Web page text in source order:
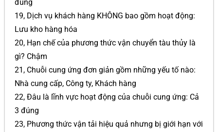
đúng
19, Dịch vụ khách hàng KHÔNG bao gồm hoạt động:
Lưu kho hàng hóa
20, Hạn chế của phương thức vận chuyển tàu thủy là
gì? Chậm
21, Chuỗi cung ứng đơn giản gồm những yếu tố nào:
Nhà cung cấp, Công ty, Khách hàng
22, Đâu là lĩnh vực hoạt động của chuỗi cung ứng: Cả
3 đúng
23, Phương thức vận tải hiệu quả nhưng bị giới hạn với